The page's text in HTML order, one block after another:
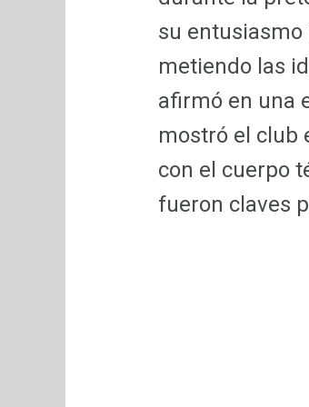
su entusiasmo
metiendo las
afirmó en una
mostró el club
con el cuerpo
fueron claves